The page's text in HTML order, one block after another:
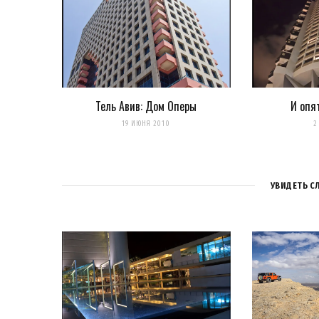
Уведомлять меня о новых записях почтой.
Оповещать о новых
Тель Авив: Дом Оперы
19 ИЮНЯ 2010
И
УВИДЕТЬ